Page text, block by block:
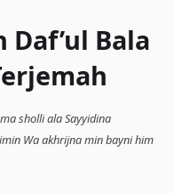
Bala
sholli ala Sayyidina
Wa akhrijna min bayni him